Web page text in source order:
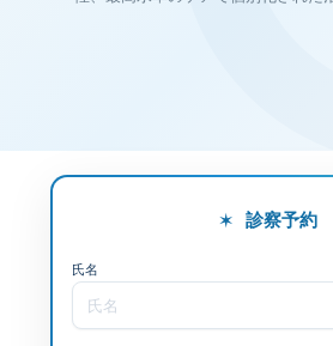
✶ 診察予約
氏名